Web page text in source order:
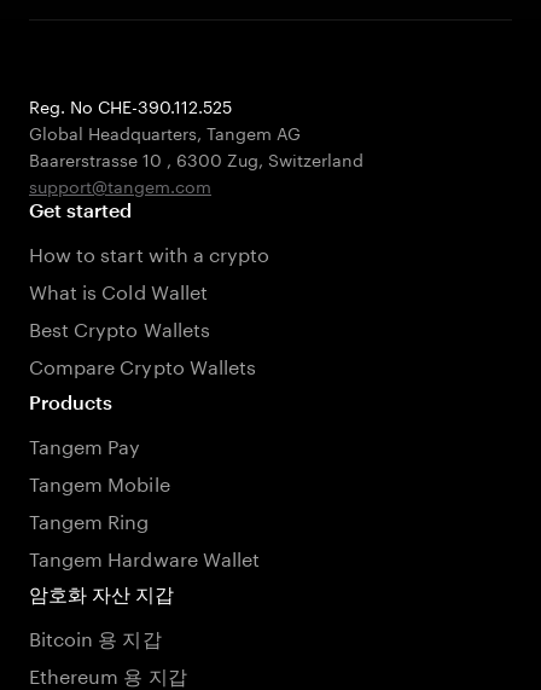
Reg. No CHE-390.112.525
Global Headquarters, Tangem AG
Baarerstrasse 10 , 6300 Zug, Switzerland
support@tangem.com
Get started
How to start with a crypto
What is Cold Wallet
Best Crypto Wallets
Compare Crypto Wallets
Products
Tangem Pay
Tangem Mobile
Tangem Ring
Tangem Hardware Wallet
암호화 자산 지갑
Bitcoin 용 지갑
Ethereum 용 지갑